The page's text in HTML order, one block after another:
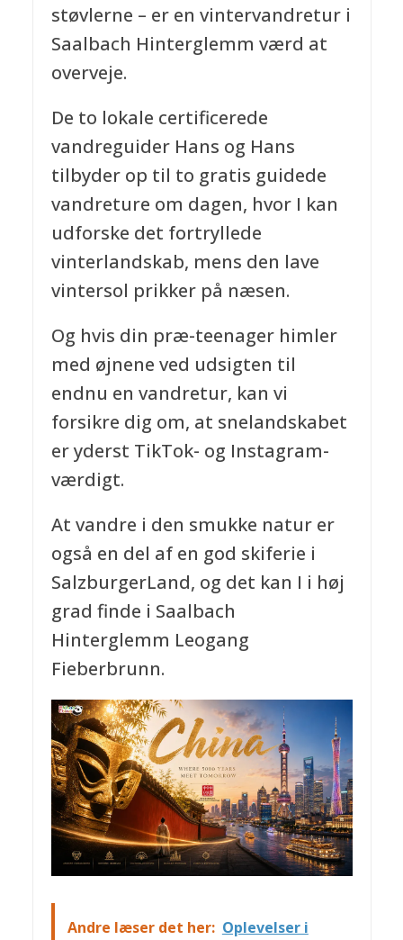
støvlerne – er en vintervandretur i
Saalbach Hinterglemm værd at
overveje.
De to lokale certificerede
vandreguider Hans og Hans
tilbyder op til to gratis guidede
vandreture om dagen, hvor I kan
udforske det fortryllede
vinterlandskab, mens den lave
vintersol prikker på næsen.
Og hvis din præ-teenager himler
med øjnene ved udsigten til
endnu en vandretur, kan vi
forsikre dig om, at snelandskabet
er yderst TikTok- og Instagram-
værdigt.
At vandre i den smukke natur er
også en del af en god skiferie i
SalzburgerLand, og det kan I i høj
grad finde i Saalbach
Hinterglemm Leogang
Fieberbrunn.
Andre læser det her: Oplevelser i